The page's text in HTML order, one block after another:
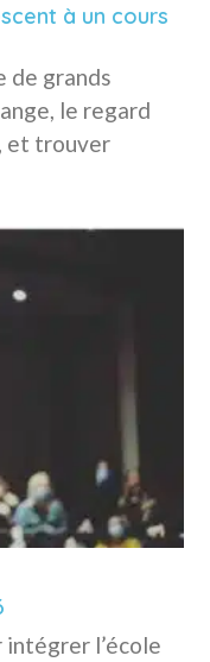
à un cours
de grands
le regard
et trouver
intégrer l’école